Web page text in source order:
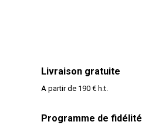
Livraison gratuite
A partir de 190 € h.t.
Programme de fidélité